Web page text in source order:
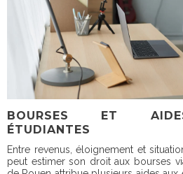
BOURSES ET
ÉTUDIANTES
Entre revenus, éloignement et
peut estimer son droit aux bourses